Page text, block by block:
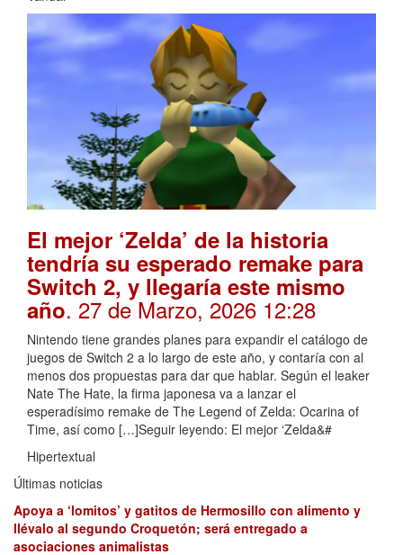
El mejor ‘Zelda’ de la historia
tendría su esperado remake para
Switch 2, y llegaría este mismo
año. 27 de Marzo, 2026 12:28
Nintendo tiene grandes planes para expandir el catálogo de
juegos de Switch 2 a lo largo de este año, y contaría con al
menos dos propuestas para dar que hablar. Según el leaker
Nate The Hate, la firma japonesa va a lanzar el
esperadísimo remake de The Legend of Zelda: Ocarina of
Time, así como […]Seguir leyendo: El mejor ‘Zelda&#
Hipertextual
Últimas noticias
Apoya a ‘lomitos’ y gatitos de Hermosillo con alimento y
llévalo al segundo Croquetón; será entregado a
asociaciones animalistas